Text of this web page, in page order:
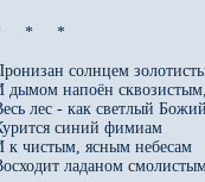
*     *
солнцем
дымом напоён сквозистым,
лес - как светлый
синий фимиам
к чистым, ясным небесам
ладаном